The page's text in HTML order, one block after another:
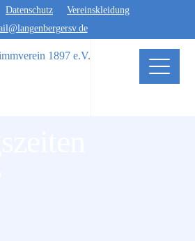
Datenschutz
Vereinskleidung